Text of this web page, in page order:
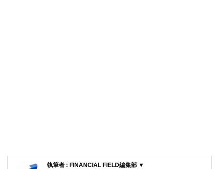
執筆者 : FINANCIAL FIELD編集部 ▼